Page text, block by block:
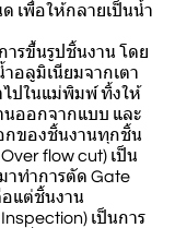
เพื่อให้กลายเป็นน้ำ
ารขึ้นรูปชิ้นงาน โดย
อลูมิเนียมจากเตา
ไปในแม่พิมพ์ ทิ้งให้
นออกจากแบบ และ
กของชิ้นงานทุกชิ้น
flow cut) เป็น
าทำการตัด Gate
แต่ชิ้นงาน
เป็นการ